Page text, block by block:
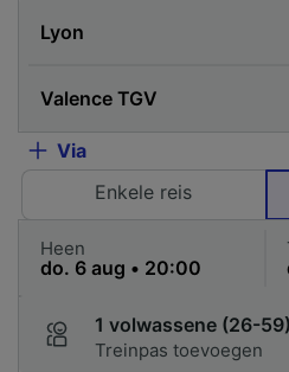
Via
Enkele reis
Heen
1 volwassene (26-59)
Treinpas toevoegen